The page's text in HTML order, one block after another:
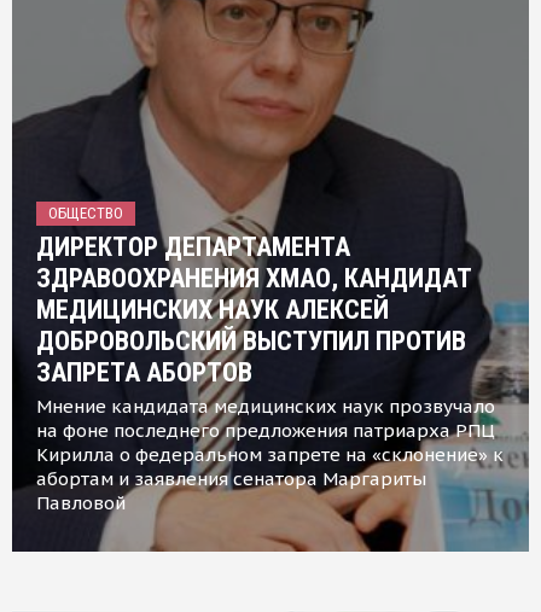
ОБЩЕСТВО
ДИРЕКТОР ДЕПАРТАМЕНТА
ЗДРАВООХРАНЕНИЯ ХМАО, КАНДИДАТ
МЕДИЦИНСКИХ НАУК АЛЕКСЕЙ
ДОБРОВОЛЬСКИЙ ВЫСТУПИЛ ПРОТИВ
ЗАПРЕТА АБОРТОВ
Мнение кандидата медицинских наук прозвучало
на фоне последнего предложения патриарха РПЦ
Кирилла о федеральном запрете на «склонение» к
абортам и заявления сенатора Маргариты
Павловой